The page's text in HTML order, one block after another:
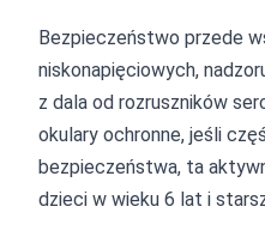
Bezpieczeństwo przede
niskonapięciowych,
z dala od rozruszników
okulary ochronne, jeśli
bezpieczeństwa, ta
dzieci w wieku 6 lat i